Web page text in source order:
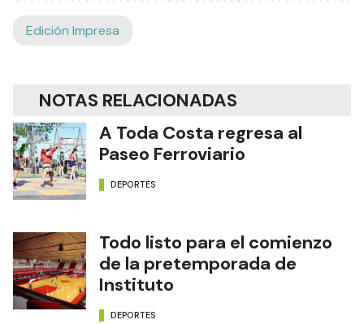
Edición Impresa
NOTAS RELACIONADAS
A Toda Costa regresa al
Paseo Ferroviario
DEPORTES
Todo listo para el comienzo
de la pretemporada de
Instituto
DEPORTES